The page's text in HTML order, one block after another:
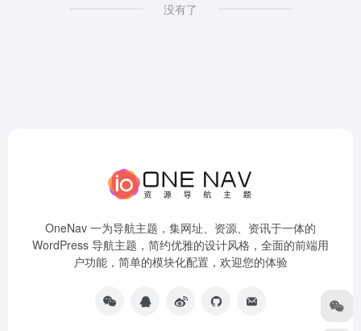
没有了
OneNav 一为导航主题，集网址、资源、资讯于一体的
WordPress 导航主题，简约优雅的设计风格，全面的前端用
户功能，简单的模块化配置，欢迎您的体验